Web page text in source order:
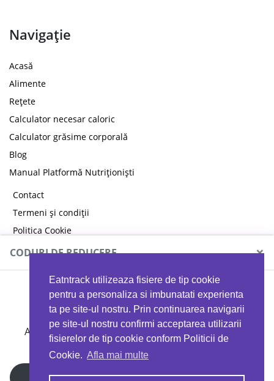
Eatntrack utilizeaza fisiere de tip cookie
pentru a personaliza si imbunatati experienta
ta pe site-ul nostru. Prin continuarea navigarii
pe site-ul nostru confirmi acceptarea utilizarii
fisierelor de tip cookie conform Politicii de
Cookie. Afla mai multe
Navigație
Acasă
Alimente
Rețete
Calculator necesar caloric
Calculator grăsime corporală
Blog
Manual Platformă Nutriționiști
Contact
Termeni și condiții
Politica Cookie
Politica de confidențialitate
CODURI DE REDUCERE ×
MYPROTEIN
Ai 40%reducere la orice comandă folosind codul
EATTRACK
Profită acum